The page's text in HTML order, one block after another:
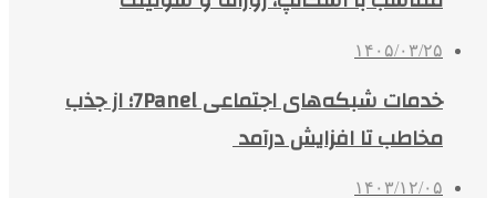
۱۴۰۵/۰۳/۲۵
خدمات شبکه‌های اجتماعی 7Panel؛ از جذب
مخاطب تا افزایش درآمد
۱۴۰۳/۱۲/۰۵